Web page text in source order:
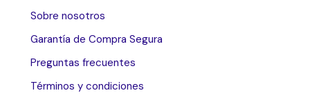
Sobre nosotros
Garantía de Compra Segura
Preguntas frecuentes
Términos y condiciones